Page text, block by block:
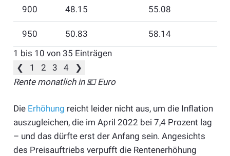
900 48.15 55.08
950 50.83
58.14
1 bis 10 von 35 Einträgen
❮
1 2 3 4
❯
Rente monatlich in 💶 Euro
Die Erhöhung reicht leider nicht aus, um die Inflation
auszugleichen, die im April 2022 bei 7,4 Prozent lag
– und das dürfte erst der Anfang sein. Angesichts
des Preisauftriebs verpufft die Rentenerhöhung